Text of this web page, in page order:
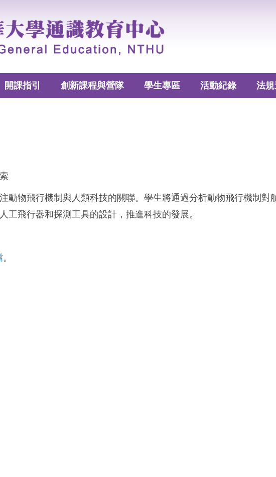
開課指引 創新課程與營隊 學生專區 活動紀錄 法
動物飛行機制與人類科技的關聯。學生將通過分析動物飛行機制
工飛行器和探測工具的設計，推進科技的發展。
。